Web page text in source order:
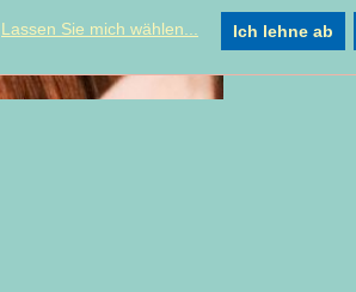
Lassen Sie mich wählen... Ich lehne ab